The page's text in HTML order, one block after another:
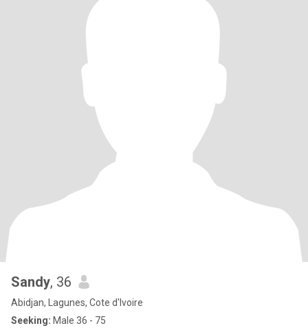
Sandy, 36
Abidjan, Lagunes, Cote d'Ivoire
Seeking: Male 36 - 75